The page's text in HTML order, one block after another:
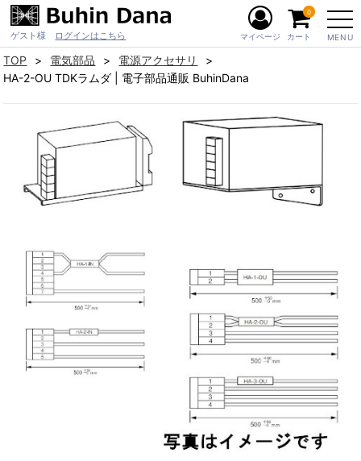
ゲスト様 ログインはこちら MENU
マイページ カート
0
TOP 電気部品
電源アクセサリ
HA-2-OU TDKラムダ | 電子部品通販 BuhinDana